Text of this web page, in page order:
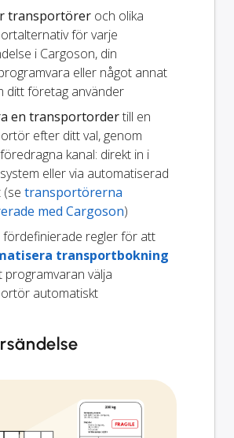
transportörer och olika
för varje
i Cargoson, din
eller något annat
ditt företag använder
en transportordertill en
efter ditt val, genom
kanal: direkt in i
eller via automatiserad
(se transportörerna
med Cargoson)
fördefinierade regler för att
transportbokning
programvaran välja
automatiskt